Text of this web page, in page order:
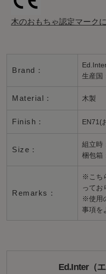
木のおもちゃ認定マーク
Brand：
生産国
Material： 木製
Finish： EN71(
Size：
組立時
梱包箱
Remarks：
※こち
ってお
※使用
事項を
Ed.Inter（